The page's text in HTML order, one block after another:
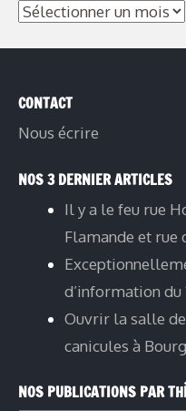
Archives
CONTACT
Nous écrire
NOS 3 DERNIER ARTICLES
Il y a le feu rue
Flamande et rue
d’information du
Ouvrir la salle
canicules à
NOS PUBLICATIONS PAR